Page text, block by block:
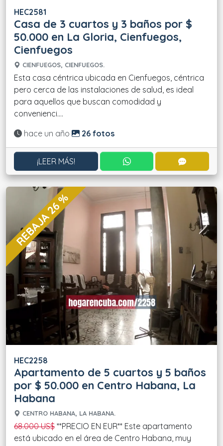
HEC2581
Casa de 3 cuartos y 3 baños por $
50.000 en La Gloria, Cienfuegos,
Cienfuegos
CIENFUEGOS, CIENFUEGOS.
Esta casa céntrica ubicada en Cienfuegos, céntrica
pero cerca de las instalaciones de salud, es ideal
para aquellos que buscan comodidad y
convenienci....
Actualizado:
hace un año 26 fotos
¡LEER MÁS! CONTACTAR POR
REBAJA 26 %
HEC2258
Apartamento de 5 cuartos y 5 baños
por $ 50.000 en Centro Habana, La
Habana
CENTRO HABANA, LA HABANA.
68.000 US$ **PRECIO EN EUR** Este apartamento
está ubicado en el área de Centro Habana, muy